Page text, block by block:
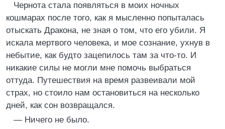
Чернота стала появляться в моих ночных
кошмарах после того, как я мысленно попыталась
отыскать Дракона, не зная о том, что его убили. Я
искала мертвого человека, и мое сознание, ухнув в
небытие, как будто зацепилось там за что-то. И
никакие силы не могли мне помочь выбраться
оттуда. Путешествия на время развеивали мой
страх, но стоило нам остановиться на несколько
дней, как сон возвращался.
— Ничего не было.